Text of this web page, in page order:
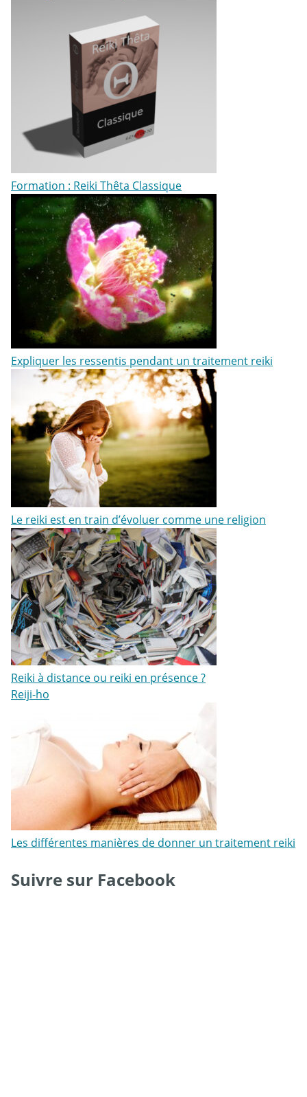
Formation : Reiki Thêta Classique
Expliquer les ressentis pendant un traitement reiki
Le reiki est en train d’évoluer comme une religion
Reiki à distance ou reiki en présence ?
Reiji-ho
Les différentes manières de donner un traitement reiki
Suivre sur Facebook